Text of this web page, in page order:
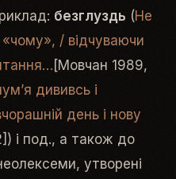
без­глу­з­дь­ (Не
/ відчуваючи
[Мовчан 1989,
дививсь і
день і нову
і под., а також до
утворені